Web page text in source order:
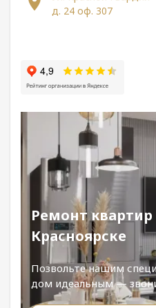
д. 24 оф. 307
Ремонт
Красноярске
Позвольте нашим
дом идеальным —